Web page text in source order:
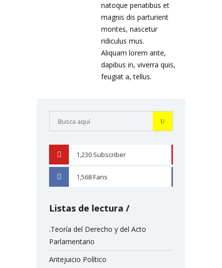
natoque penatibus et
magnis dis parturient
montes, nascetur
ridiculus mus.
Aliquam lorem ante,
dapibus in, viverra quis,
feugiat a, tellus.
1,230 Subscriber
1,568Fans
Listas de lectura
.Teoría del Derecho y del Acto
Parlamentario
Antejuicio Político